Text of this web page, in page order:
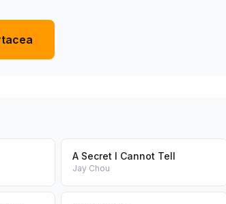
A Secret I Cannot Tell
Jay Chou